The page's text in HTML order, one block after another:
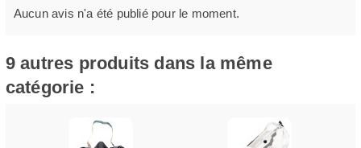
Aucun avis n'a été publié pour le moment.
9 autres produits dans la même
catégorie :